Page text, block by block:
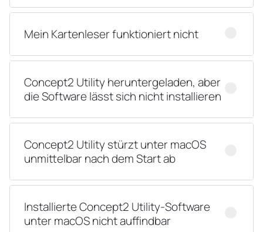
Mein Kartenleser funktioniert nicht
Concept2 Utility heruntergeladen, aber
die Software lässt sich nicht installieren
Concept2 Utility stürzt unter macOS
unmittelbar nach dem Start ab
Installierte Concept2 Utility-Software
unter macOS nicht auffindbar